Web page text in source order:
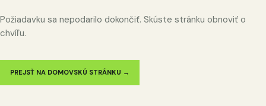
Požiadavku sa nepodarilo dokončiť. Skúste stránku obnoviť o
chvíľu.
PREJSŤ NA DOMOVSKÚ STRÁNKU →